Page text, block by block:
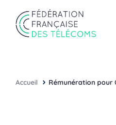
Accueil Rémunération pour